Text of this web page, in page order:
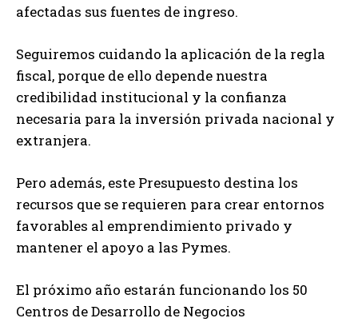
afectadas sus fuentes de ingreso.
Seguiremos cuidando la aplicación de la regla
fiscal, porque de ello depende nuestra
credibilidad institucional y la confianza
necesaria para la inversión privada nacional y
extranjera.
Pero además, este Presupuesto destina los
recursos que se requieren para crear entornos
favorables al emprendimiento privado y
mantener el apoyo a las Pymes.
El próximo año estarán funcionando los 50
Centros de Desarrollo de Negocios